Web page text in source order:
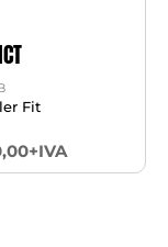
Fit